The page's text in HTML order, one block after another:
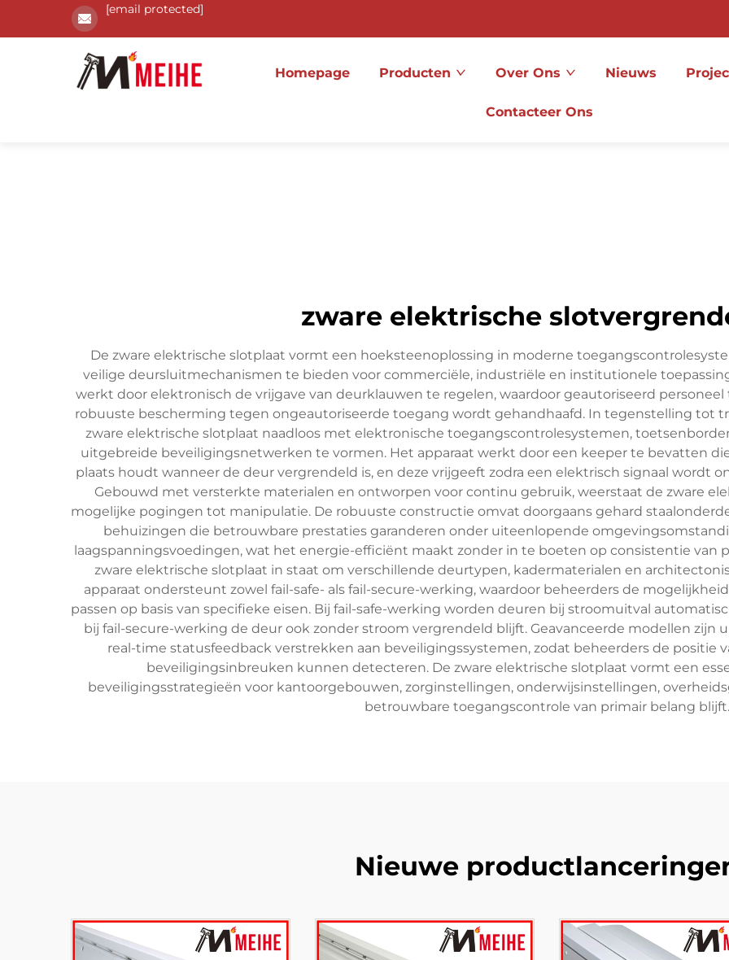
[email protected]
Homepage Producten Over Ons Nieuws
Contacteer Ons
zware elektrische
De zware elektrische slotplaat vormt een hoeksteenoplossing in moderne
veilige deursluitmechanismen te bieden voor commerciële, industriële en institutionele
werkt door elektronisch de vrijgave van deurklauwen te regelen, waardoor geautoriseerd
robuuste bescherming tegen ongeautoriseerde toegang wordt gehandhaafd. In tegenstelling tot
zware elektrische slotplaat naadloos met elektronische toegangscontrolesystemen,
uitgebreide beveiligingsnetwerken te vormen. Het apparaat werkt door een keeper te bevatten
plaats houdt wanneer de deur vergrendeld is, en deze vrijgeeft zodra een elektrisch signaal wordt
Gebouwd met versterkte materialen en ontworpen voor continu gebruik, weerstaat de zware
mogelijke pogingen tot manipulatie. De robuuste constructie omvat doorgaans gehard
behuizingen die betrouwbare prestaties garanderen onder uiteenlopende
laagspanningsvoedingen, wat het energie-efficiënt maakt zonder in te boeten op consistentie van
zware elektrische slotplaat in staat om verschillende deurtypen, kadermaterialen en
apparaat ondersteunt zowel fail-safe- als fail-secure-werking, waardoor beheerders de
passen op basis van specifieke eisen. Bij fail-safe-werking worden deuren bij stroomuitval
bij fail-secure-werking de deur ook zonder stroom vergrendeld blijft. Geavanceerde modellen
real-time statusfeedback verstrekken aan beveiligingssystemen, zodat beheerders de positie
beveiligingsinbreuken kunnen detecteren. De zware elektrische slotplaat vormt een
beveiligingsstrategieën voor kantoorgebouwen, zorginstellingen, onderwijsinstellingen,
betrouwbare toegangscontrole van primair belang blijft.
Nieuwe